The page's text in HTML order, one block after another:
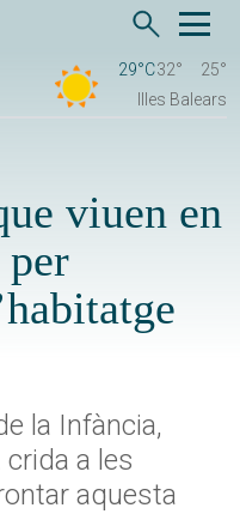
29°C32°
25°
Illes Balears
viuen en
per
la Infància,
crida a les
aquesta